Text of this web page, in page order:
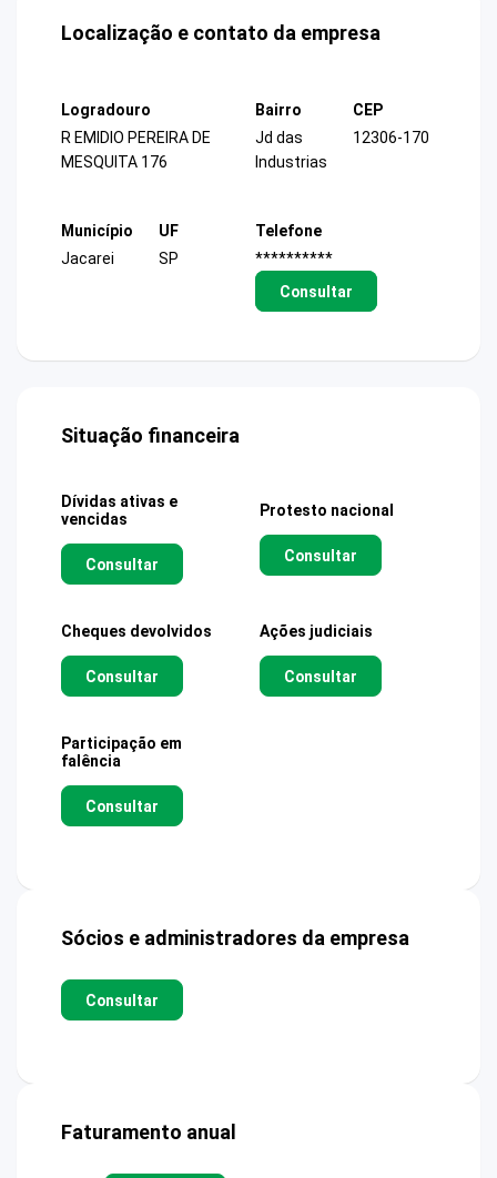
Localização e contato da empresa
Logradouro
R EMIDIO PEREIRA DE
MESQUITA 176
Bairro
Jd das
Industrias
CEP
12306-170
Município
Jacarei
UF
SP
Telefone
**********
Consultar
Situação financeira
Dívidas ativas e
vencidas
Consultar
Protesto nacional
Consultar
Cheques devolvidos
Consultar
Ações judiciais
Consultar
Participação em
falência
Consultar
Sócios e administradores da empresa
Consultar
Faturamento anual